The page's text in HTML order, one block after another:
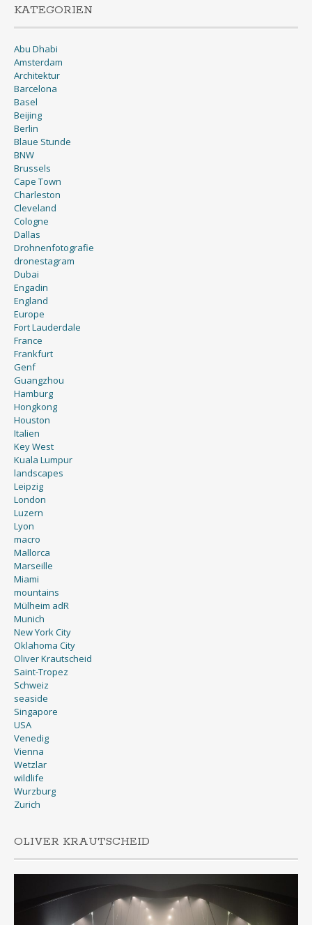
KATEGORIEN
Abu Dhabi
Amsterdam
Architektur
Barcelona
Basel
Beijing
Berlin
Blaue Stunde
BNW
Brussels
Cape Town
Charleston
Cleveland
Cologne
Dallas
Drohnenfotografie
dronestagram
Dubai
Engadin
England
Europe
Fort Lauderdale
France
Frankfurt
Genf
Guangzhou
Hamburg
Hongkong
Houston
Italien
Key West
Kuala Lumpur
landscapes
Leipzig
London
Luzern
Lyon
macro
Mallorca
Marseille
Miami
mountains
Mülheim adR
Munich
New York City
Oklahoma City
Oliver Krautscheid
Saint-Tropez
Schweiz
seaside
Singapore
USA
Venedig
Vienna
Wetzlar
wildlife
Wurzburg
Zurich
OLIVER KRAUTSCHEID